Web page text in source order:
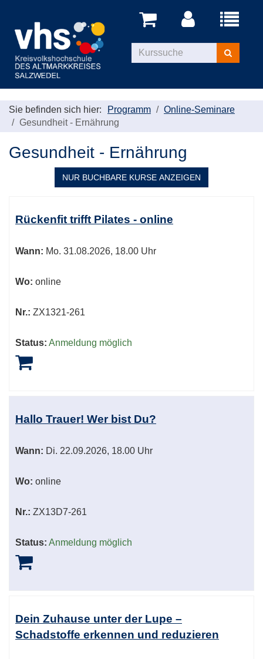
Menü
Kurse
suchen
Sie befinden sich hier: Programm
Online-Seminare
Gesundheit - Ernährung
Gesundheit - Ernährung
NUR BUCHBARE KURSE ANZEIGEN
Tabellenüberschriften
können
werden.
Rückenfit trifft Pilates - online
Wann: Mo. 31.08.2026, 18.00 Uhr
Wo: online
Nr.: ZX1321-261
Status: Anmeldung möglich
Hallo Trauer! Wer bist Du?
Wann: Di. 22.09.2026, 18.00 Uhr
Wo: online
Nr.: ZX13D7-261
Status: Anmeldung möglich
Dein Zuhause unter der Lupe –
Schadstoffe erkennen und reduzieren